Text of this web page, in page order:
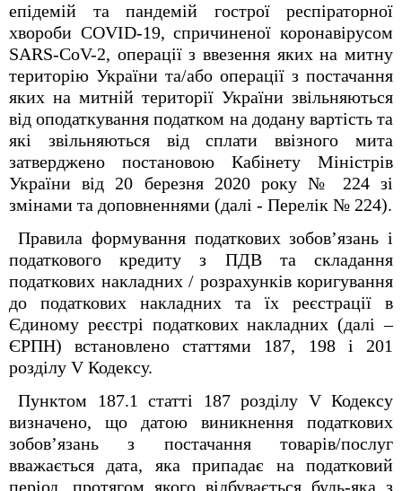
епідемій та пандемій гострої респіраторної
хвороби COVID-19, спричиненої коронавірусом
SARS-CoV-2, операції з ввезення яких на митну
територію України та/або операції з постачання
яких на митній території України звільняються
від оподаткування податком на додану вартість та
які звільняються від сплати ввізного мита
затверджено постановою Кабінету Міністрів
України від 20 березня 2020 року № 224 зі
змінами та доповненнями (далі - Перелік № 224).
Правила формування податкових зобов’язань і
податкового кредиту з ПДВ та складання
податкових накладних / розрахунків коригування
до податкових накладних та їх реєстрації в
Єдиному реєстрі податкових накладних (далі –
ЄРПН) встановлено статтями 187, 198 і 201
розділу V Кодексу.
Пунктом 187.1 статті 187 розділу V Кодексу
визначено, що датою виникнення податкових
зобов’язань з постачання товарів/послуг
вважається дата, яка припадає на податковий
період, протягом якого відбувається будь-яка з